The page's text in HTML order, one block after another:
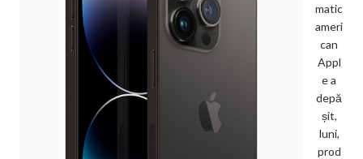
matic
ameri
can
Appl
e a
depă
șit,
luni,
prod